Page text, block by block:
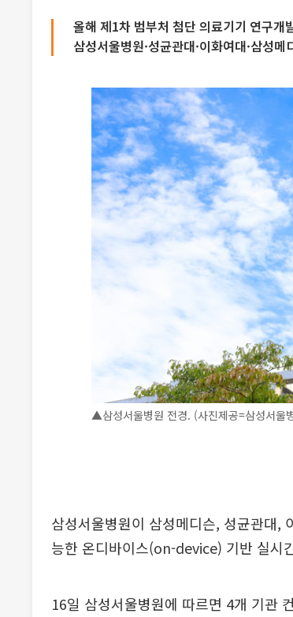
올해 제1차 범부처 첨단 의료기기 연구개
삼성서울병원·성균관대·이화여대·삼성
▲삼성서울병원 전경. (사진제공=삼성서울
삼성서울병원이 삼성메디슨, 성균관대,
능한 온디바이스(on-device) 기반 실시
16일 삼성서울병원에 따르면 4개 기관